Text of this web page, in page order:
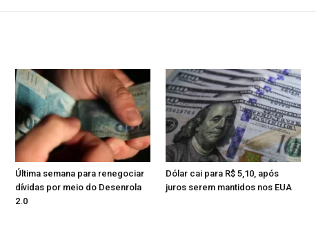
Última semana para renegociar
dívidas por meio do Desenrola
2.0
Dólar cai para R$ 5,10, após
juros serem mantidos nos EUA